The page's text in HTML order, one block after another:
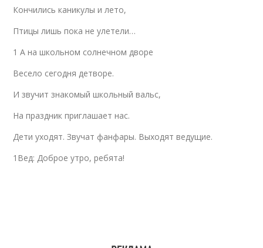
Кончились каникулы и лето,
Птицы лишь пока не улетели…
1 А на школьном солнечном дворе
Весело сегодня детворе.
И звучит знакомый школьный вальс,
На праздник приглашает нас.
Дети уходят. Звучат фанфары. Выходят ведущие.
1Вед: Доброе утро, ребята!